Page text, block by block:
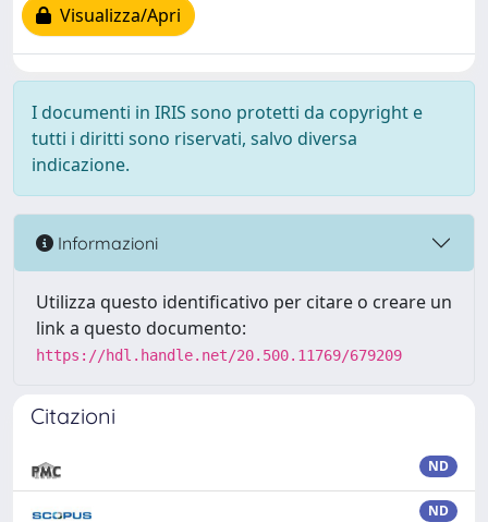
Visualizza/Apri
I documenti in IRIS sono protetti da copyright e
tutti i diritti sono riservati, salvo diversa
indicazione.
Informazioni
Utilizza questo identificativo per citare o creare un
link a questo documento:
https://hdl.handle.net/20.500.11769/679209
Citazioni
ND
ND